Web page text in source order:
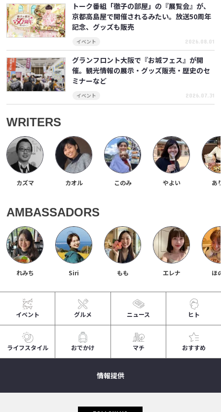
トーク番組「徹子の部屋」の『展覧会』が、
京都高島屋で開催されるみたい。放送50周年
記念、グッズも販売
イベント 2026.08.01
グランフロント大阪で『お城フェス』が開
催。観光情報の展示・グッズ販売・歴史のセ
ミナーなど
イベント 2026.07.31
WRITERS
カズマ カオル このみ やよい あ
AMBASSADORS
れみち Siri もも エレナ ほ
イベント グルメ ニュース ヒト
ライフスタイル おでかけ マチ おすすめ
情報提供